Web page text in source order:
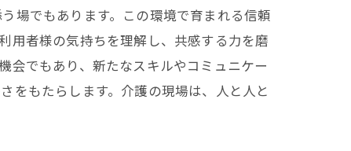
場でもあります。この環境で育まれる信頼
用者様の気持ちを理解し、共感する力を磨
会でもあり、新たなスキルやコミュニケー
をもたらします。介護の現場は、人と人と